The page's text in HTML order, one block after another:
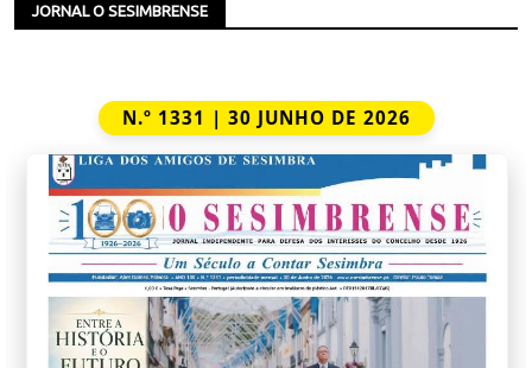
JORNAL O SESIMBRENSE
N.º 1331 | 30 JUNHO DE 2026